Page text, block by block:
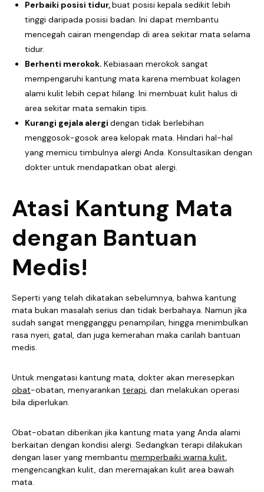
Perbaiki posisi tidur,buat posisi kepala sedikit lebih
tinggi daripada posisi badan. Ini dapat membantu
mencegah cairan mengendap di area sekitar mata selama
tidur.
Berhenti merokok. Kebiasaan merokok sangat
mempengaruhi kantung mata karena membuat kolagen
alami kulit lebih cepat hilang. Ini membuat kulit halus di
area sekitar mata semakin tipis.
Kurangi gejala alergi dengan tidak berlebihan
menggosok-gosok area kelopak mata. Hindari hal-hal
yang memicu timbulnya alergi Anda. Konsultasikan dengan
dokter untuk mendapatkan obat alergi.
Atasi Kantung Mata
dengan Bantuan
Medis!
Seperti yang telah dikatakan sebelumnya, bahwa kantung
mata bukan masalah serius dan tidak berbahaya. Namun jika
sudah sangat mengganggu penampilan, hingga menimbulkan
rasa nyeri, gatal, dan juga kemerahan maka carilah bantuan
medis.
Untuk mengatasi kantung mata, dokter akan meresepkan
obat-obatan, menyarankan terapi, dan melakukan operasi
bila diperlukan.
Obat-obatan diberikan jika kantung mata yang Anda alami
berkaitan dengan kondisi alergi. Sedangkan terapi dilakukan
dengan laser yang membantu memperbaiki warna kulit,
mengencangkan kulit, dan meremajakan kulit area bawah
mata.